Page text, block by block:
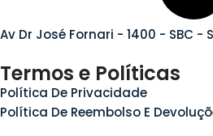
Av Dr José Fornari - 1400 - SBC -
Termos e Políticas
Política De Privacidade
Política De Reembolso E